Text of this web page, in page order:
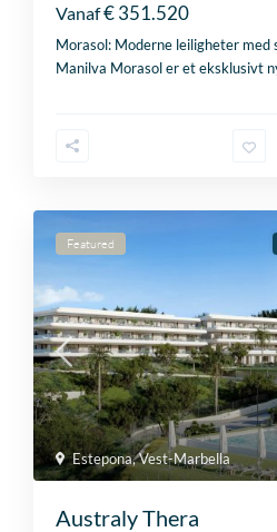
Vanaf€ 351.520
Morasol: Moderne leiligheter
Manilva Morasol er et eksklusivt
Estepona,Vest-Marbella
Featured
Australy Thera